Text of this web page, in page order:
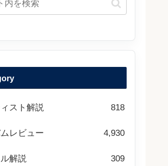
スト解説 818
レビュー 4,930
解説 309